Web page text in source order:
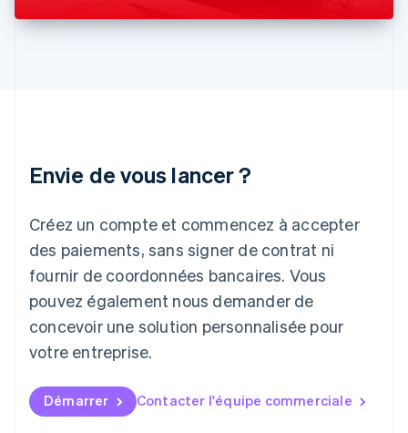
Envie de vous lancer ?
Créez un compte et commencez à accepter
des paiements, sans signer de contrat ni
fournir de coordonnées bancaires. Vous
pouvez également nous demander de
concevoir une solution personnalisée pour
votre entreprise.
Démarrer Contacter l'équipe commerciale
English
Deutsch English
Luxembourg
FrançaisDeutsch English
Malaisie
English 简体中文
Malte
English
EspañolEnglish
English
Nouvelle-Zélande